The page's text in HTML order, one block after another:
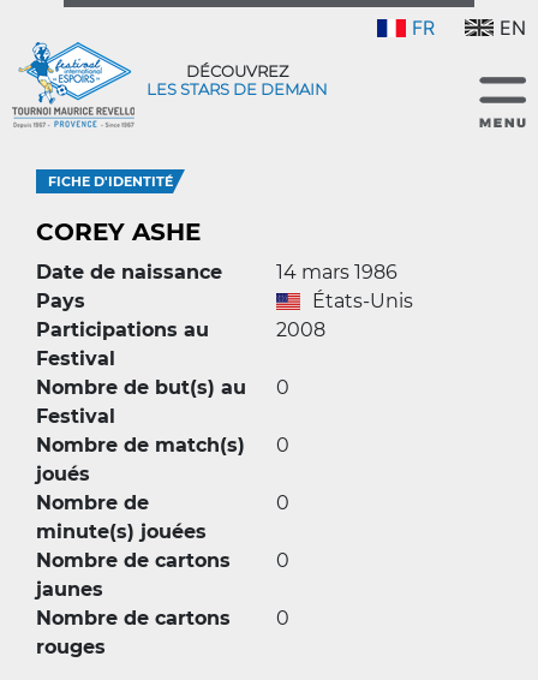
FR EN
DÉCOUVREZ
LES STARS DE DEMAIN
FICHE D'IDENTITÉ
COREY ASHE
Date de naissance
14 mars 1986
Pays
États-Unis
Participations au
Festival
2008
Nombre de but(s) au
Festival
0
Nombre de match(s)
joués
0
Nombre de
minute(s) jouées
0
Nombre de cartons
jaunes
0
Nombre de cartons
rouges
0